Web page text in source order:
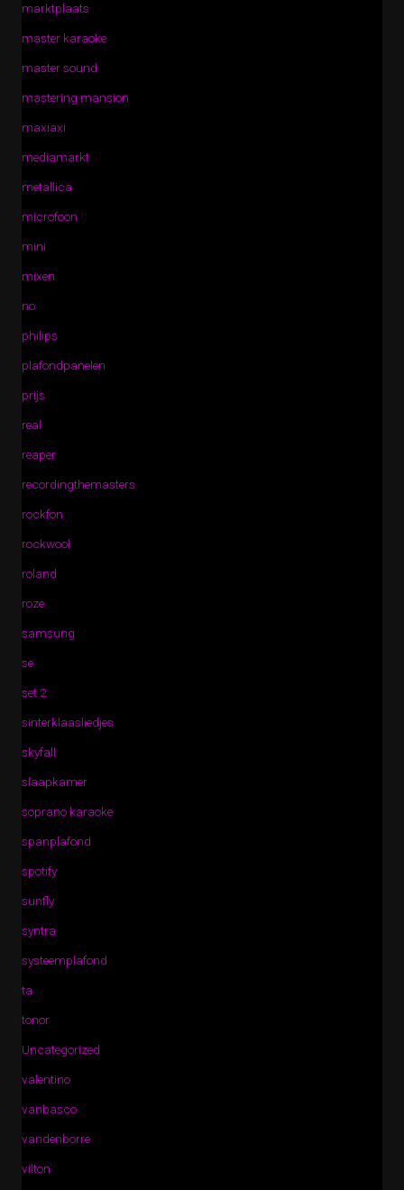
marktplaats
master karaoke
master sound
mastering mansion
maxiaxi
mediamarkt
metallica
microfoon
mini
mixen
no
philips
plafondpanelen
prijs
real
reaper
recordingthemasters
rockfon
rockwool
roland
roze
samsung
se
set 2
sinterklaasliedjes
skyfall
slaapkamer
soprano karaoke
spanplafond
spotify
sunfly
syntra
systeemplafond
ta
tonor
Uncategorized
valentino
vanbasco
vandenborre
vilton